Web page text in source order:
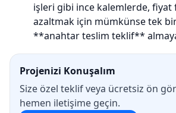
işleri gibi ince kalemlerde, fiyat
azaltmak için mümkünse tek
**anahtar teslim teklif** almaya
Projenizi Konuşalım
Size özel teklif veya ücretsiz ön
hemen iletişime geçin.